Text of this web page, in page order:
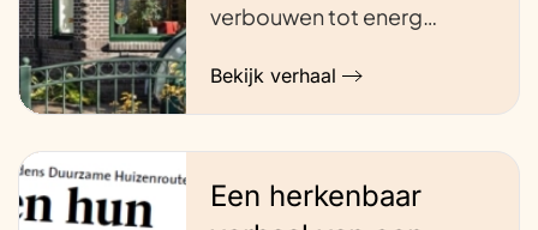
verbouwen tot energ…
Bekijk verhaal
Een herkenbaar